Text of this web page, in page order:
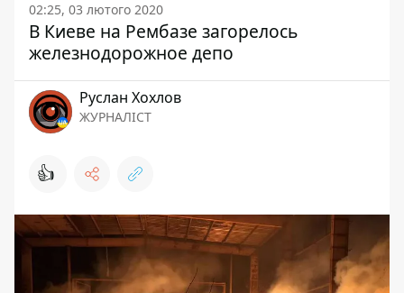
02:25, 03 лютого 2020
В Киеве на Рембазе загорелось
железнодорожное депо
Руслан Хохлов
ЖУРНАЛІСТ
👍